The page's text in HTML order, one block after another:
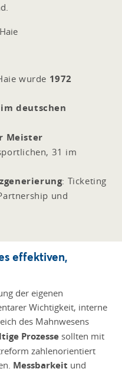
wurde 1972
deutschen
Meister
31 im
: Ticketing
und
effektiven,
der eigenen
Wichtigkeit, interne
des Mahnwesens
Prozesse sollten mit
zahlenorientiert
Messbarkeit und